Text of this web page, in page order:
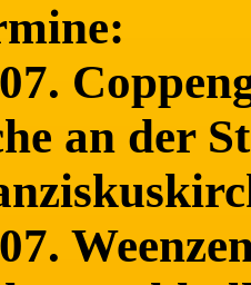
an der